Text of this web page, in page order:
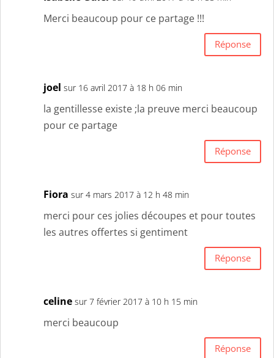
Merci beaucoup pour ce partage !!!
Réponse
joel sur 16 avril 2017 à 18 h 06 min
la gentillesse existe ;la preuve merci beaucoup
pour ce partage
Réponse
Fiora sur 4 mars 2017 à 12 h 48 min
merci pour ces jolies découpes et pour toutes
les autres offertes si gentiment
Réponse
celine sur 7 février 2017 à 10 h 15 min
merci beaucoup
Réponse